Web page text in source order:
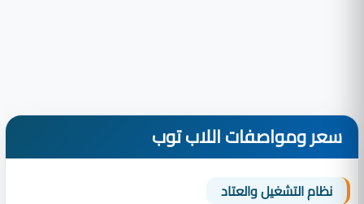
سعر ومواصفات اللاب توب
نظام التشغيل والعتاد